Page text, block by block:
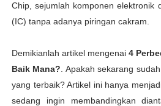
Chip, sejumlah komponen elektronik
(IC) tanpa adanya piringan cakram.
Demikianlah artikel mengenai4
Baik Mana? . Apakah sekarang
yang terbaik? Artikel ini hanya
sedang ingin membandingkan